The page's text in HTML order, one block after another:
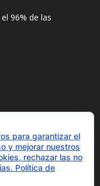
96% de las
para garantizar el
y mejorar nuestros
rechazar las no
Política de